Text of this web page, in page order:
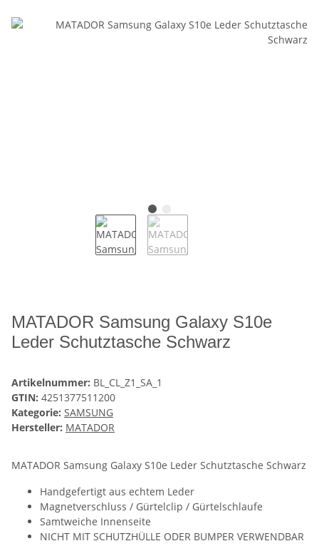
MATADOR Samsung Galaxy S10e
Leder Schutztasche Schwarz
Artikelnummer: BL_CL_Z1_SA_1
GTIN: 4251377511200
Kategorie: SAMSUNG
Hersteller: MATADOR
MATADOR Samsung Galaxy S10e Leder Schutztasche Schwarz
Handgefertigt aus echtem Leder
Magnetverschluss / Gürtelclip / Gürtelschlaufe
Samtweiche Innenseite
NICHT MIT SCHUTZHÜLLE ODER BUMPER VERWENDBAR